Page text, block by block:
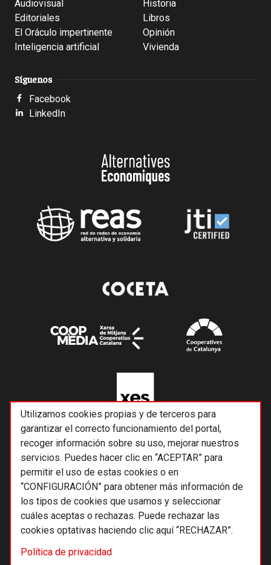
Utilizamos cookies propias y de terceros para
garantizar el correcto funcionamiento del portal,
recoger información sobre su uso, mejorar nuestros
servicios. Puedes hacer clic en “ACEPTAR” para
permitir el uso de estas cookies o en
“CONFIGURACIÓN” para obtener más información de
los tipos de cookies que usamos y seleccionar
cuáles aceptas o rechazas. Puede rechazar las
cookies optativas haciendo clic aquí “RECHAZAR”.
Política de privacidad
Audiovisual
Editoriales
El Oráculo impertinente
Inteligencia artificial
Historia
Libros
Opinión
Vivienda
Síguenos
Facebook
LinkedIn
© 2026 Alternativas económicas SCCL
Footer
Términos y condiciones de uso